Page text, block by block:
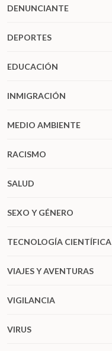
DENUNCIANTE
DEPORTES
EDUCACIÓN
INMIGRACIÓN
MEDIO AMBIENTE
RACISMO
SALUD
SEXO Y GÉNERO
TECNOLOGÍA CIENTÍFICA
VIAJES Y AVENTURAS
VIGILANCIA
VIRUS